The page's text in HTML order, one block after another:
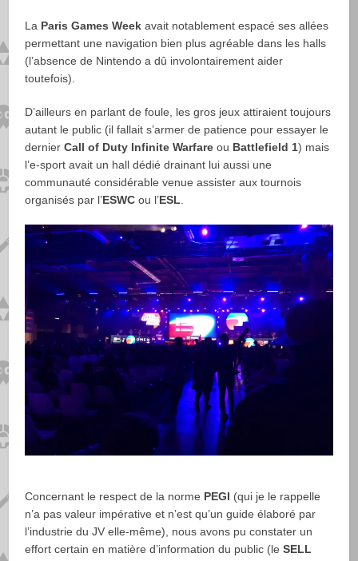
La Paris Games Week avait notablement espacé ses allées
permettant une navigation bien plus agréable dans les halls
(l’absence de Nintendo a dû involontairement aider
toutefois).
D’ailleurs en parlant de foule, les gros jeux attiraient toujours
autant le public (il fallait s’armer de patience pour essayer le
dernierCall of Duty Infinite Warfare ou Battlefield 1) mais
l’e-sport avait un hall dédié drainant lui aussi une
communauté considérable venue assister aux tournois
organisés par l’ESWC ou l’ESL
Concernant le respect de la norme PEGI (qui je le rappelle
n’a pas valeur impérative et n’est qu’un guide élaboré par
l’industrie du JV elle-même), nous avons pu constater un
effort certain en matière d’information du public (leSELL